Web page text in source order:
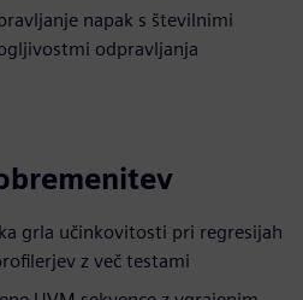
napak s številnimi
odpravljanja
grla učinkovitosti pri regresijah
z več testami